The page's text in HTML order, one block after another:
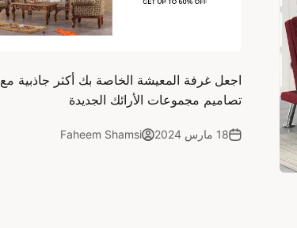
اجعل غرفة المعيشة الخاصة بك أكثر جاذبية مع
تصاميم مجموعات الأرائك الجديدة
18 مارس 2024 Faheem Shamsi